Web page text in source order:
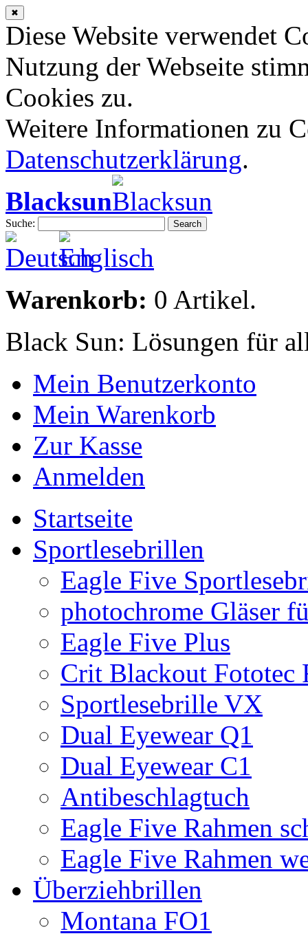
✖
Diese Website verwendet
Nutzung der Webseite
Cookies zu.
Weitere Informationen zu
Datenschutzerklärung.
Blacksun
Suche: Search
Warenkorb: 0 Artikel.
Black Sun: Lösungen für
Mein Benutzerkonto
Mein Warenkorb
Zur Kasse
Anmelden
Startseite
Sportlesebrillen
Eagle Five
photochrome Gläser
Eagle Five Plus
Crit Blackout Fototec
Sportlesebrille VX
Dual Eyewear Q1
Dual Eyewear C1
Antibeschlagtuch
Eagle Five Rahmen
Eagle Five Rahmen
Überziehbrillen
Montana FO1